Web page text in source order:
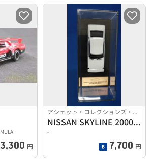
3,300 円
アシェット・コレクションズ・ジャパン株式会社
NISSAN SKYLINE 2000GTーR 1973
-
7,700 円